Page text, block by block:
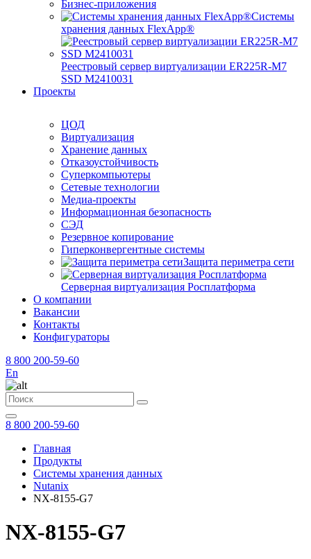
Бизнес-приложения
Системы
хранения данных FlexApp®
Реестровый сервер виртуализации ER225R-M7
SSD М2410031
Проекты
ЦОД
Виртуализация
Хранение данных
Отказоустойчивость
Суперкомпьютеры
Сетевые технологии
Медиа-проекты
Информационная безопасность
СЭД
Резервное копирование
Гиперконвергентные системы
Защита периметра сети
Серверная виртуализация Росплатформа
О компании
Вакансии
Контакты
Конфигураторы
8 800 200-59-60
En
8 800 200-59-60
Главная
Продукты
Системы хранения данных
Nutanix
NX-8155-G7
NX-8155-G7